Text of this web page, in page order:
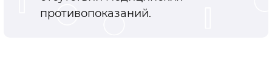
противопоказаний.